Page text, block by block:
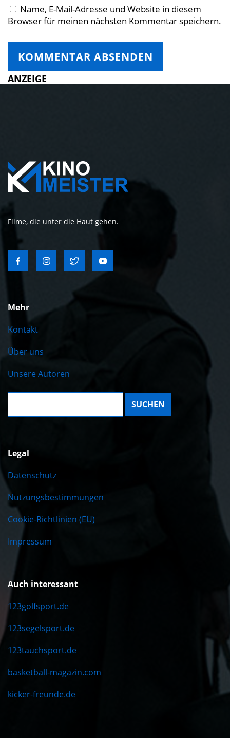
Name, E-Mail-Adresse und Website in diesem
Browser für meinen nächsten Kommentar speichern.
ANZEIGE
Filme, die unter die Haut gehen.
Mehr
Kontakt
Über uns
Unsere Autoren
Suche:
Legal
Datenschutz
Nutzungsbestimmungen
Cookie-Richtlinien (EU)
Impressum
Auch interessant
123golfsport.de
123segelsport.de
123tauchsport.de
basketball-magazin.com
kicker-freunde.de